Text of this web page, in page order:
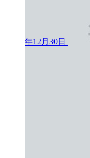
年12月30日